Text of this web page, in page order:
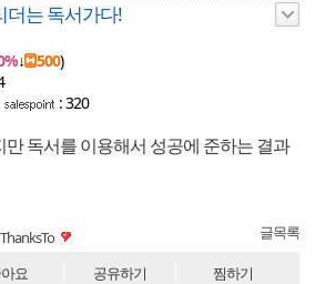
더는 독서가다!
↓ 500)
: 320
독서를 이용해서 성공에 준하는 결과
ThanksTo 글목록
요 공유하기 찜하기